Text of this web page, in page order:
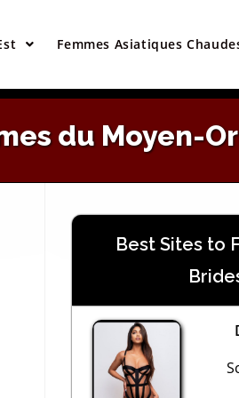
Femmes Asiatiques
du Moyen-
Best Sites to